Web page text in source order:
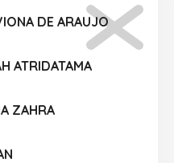
DE ARAUJO
ATRIDATAMA
ZAHRA